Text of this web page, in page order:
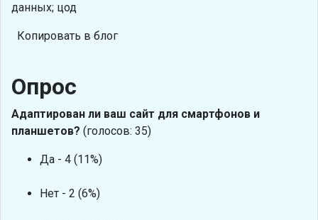
данных; цод
Копировать в блог
Опрос
Адаптирован ли ваш сайт для смартфонов и
планшетов? (голосов: 35)
Да - 4 (11%)
Нет - 2 (6%)